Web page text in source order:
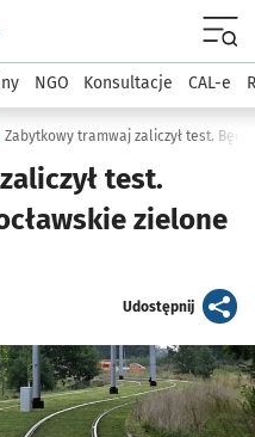
Rozmawia
NGO Konsultacje CAL-e
Zabytkowy tramwaj zaliczył test.
test.
zielone
Udostępnijartykuł